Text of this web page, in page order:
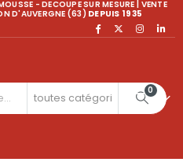
- DECOUPE SUR MESURE | VENTE
D'AUVERGNE (63) DEPUIS 1935
0